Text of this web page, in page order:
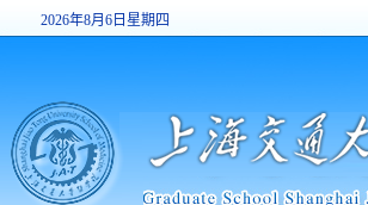
2026年8月6日星期四
19:23:53